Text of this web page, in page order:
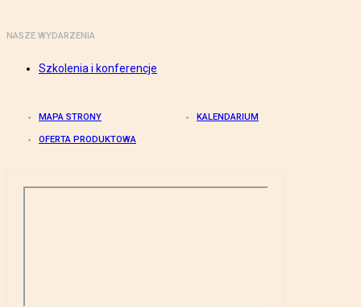
NASZE WYDARZENIA
Szkolenia i konferencje
MAPA STRONY KALENDARIUM
OFERTA PRODUKTOWA